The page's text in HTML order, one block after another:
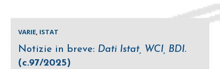
VARIE, ISTAT
Notizie in breve: Dati Istat, WCI, BDI.
(c.97/2025)